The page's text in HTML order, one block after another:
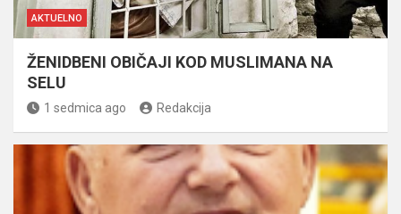
AKTUELNO
ŽENIDBENI OBIČAJI KOD MUSLIMANA NA
SELU
1 sedmica ago Redakcija